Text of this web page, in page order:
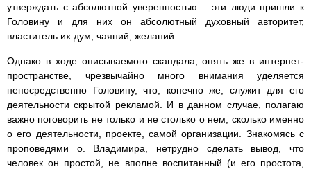
утверждать с абсолютной уверенностью – эти люди пришли к
Головину и для них он абсолютный духовный авторитет,
властитель их дум, чаяний, желаний.
Однако в ходе описываемого скандала, опять же в интернет-
пространстве, чрезвычайно много внимания уделяется
непосредственно Головину, что, конечно же, служит для его
деятельности скрытой рекламой. И в данном случае, полагаю
важно поговорить не только и не столько о нем, сколько именно
о его деятельности, проекте, самой организации. Знакомясь с
проповедями о. Владимира, нетрудно сделать вывод, что
человек он простой, не вполне воспитанный (и его простота,